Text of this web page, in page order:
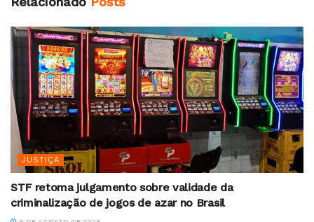
JUSTIÇA
STF retoma julgamento sobre validade da
criminalização de jogos de azar no Brasil